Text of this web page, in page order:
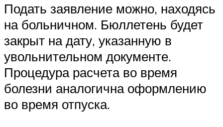
Подать заявление можно, находясь
на больничном. Бюллетень будет
закрыт на дату, указанную в
увольнительном документе.
Процедура расчета во время
болезни аналогична оформлению
во время отпуска.